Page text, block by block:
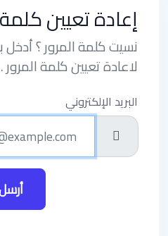
إعادة تعيين
نسيت كلمة المرور ؟ أدخل
لاعادة تعيين كلمة المرور .
البريد الإلكتروني